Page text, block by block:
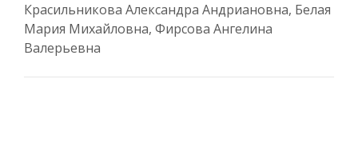
Красильникова Александра Андриановна, Белая
Мария Михайловна, Фирсова Ангелина
Валерьевна